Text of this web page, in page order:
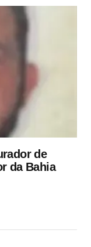
de
da Bahia